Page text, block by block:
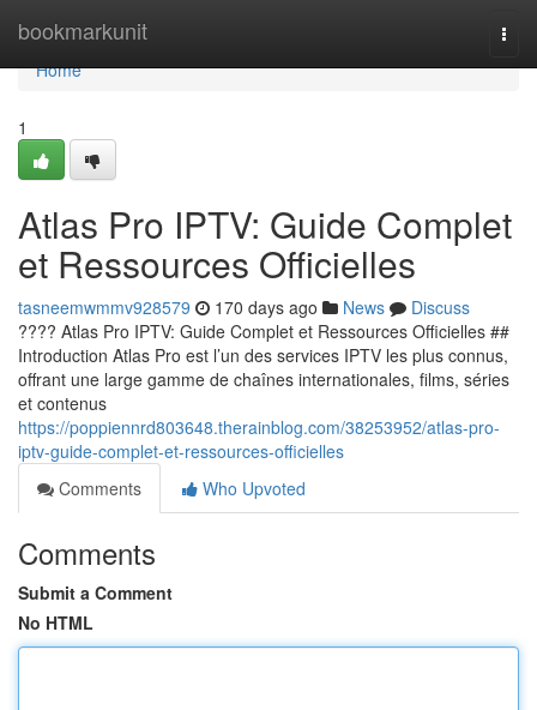
bookmarkunit
Home
Home
1
Atlas Pro IPTV: Guide Complet
et Ressources Officielles
tasneemwmmv928579 170 days ago News
Discuss
???? Atlas Pro IPTV: Guide Complet et Ressources Officielles ##
Introduction Atlas Pro est l’un des services IPTV les plus connus,
offrant une large gamme de chaînes internationales, films, séries
et contenus
https://poppiennrd803648.therainblog.com/38253952/atlas-pro-
iptv-guide-complet-et-ressources-officielles
Comments
Who Upvoted
Comments
Submit a Comment
No HTML